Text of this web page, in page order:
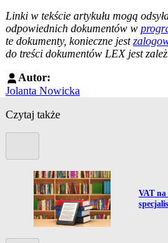
Linki w tekście artykułu mogą
odpowiednich dokumentów w
te dokumenty, konieczne jest
do treści dokumentów LEX jest
Autor:
Jolanta Nowicka
Czytaj także
Przejdź
VAT na